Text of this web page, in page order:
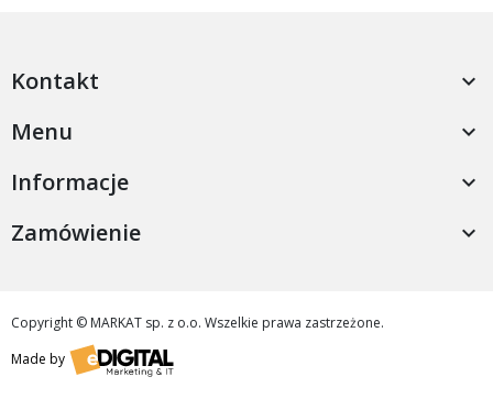
Kontakt 
Menu 
Informacje 
Zamówienie 
Copyright © MARKAT sp. z o.o. Wszelkie prawa zastrzeżone.
Made by